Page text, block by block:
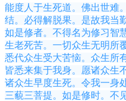
能度人于生死道。佛出世难
结。必得解脱果。是故我当
如是修者。不得名为修习智
生老死苦。一切众生无明所
悉代众生受大苦恼。众生所
皆悉来集于我身。愿诸众生
诸众生早度生死。令我一身
三藐三菩提。如是修时。不